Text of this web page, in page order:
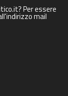
Per essere
mail